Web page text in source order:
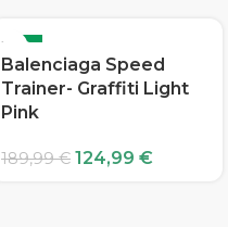
-34%
Balenciaga Speed
Trainer- Graffiti Light
Pink
189,99€ 124,99 €